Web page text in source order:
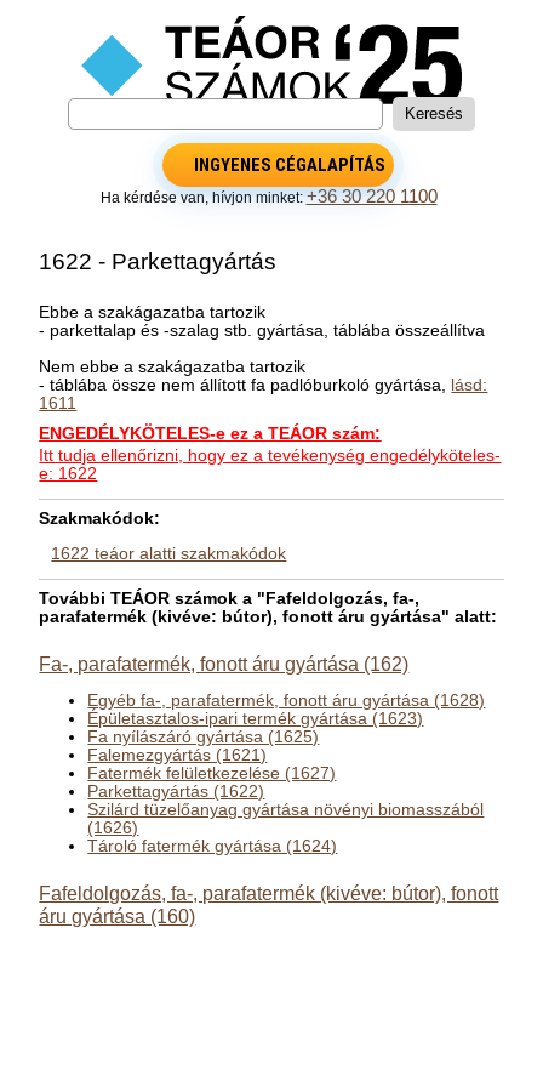
INGYENES CÉGALAPÍTÁS
Ha kérdése van, hívjon minket:+36 30 220 1100
1622 - Parkettagyártás
Ebbe a szakágazatba tartozik
- parkettalap és -szalag stb. gyártása, táblába összeállítva
Nem ebbe a szakágazatba tartozik
- táblába össze nem állított fa padlóburkoló gyártása, lásd:
1611
ENGEDÉLYKÖTELES-e ez a TEÁOR szám:
Itt tudja ellenőrizni, hogy ez a tevékenység engedélyköteles-
e: 1622
Szakmakódok:
1622 teáor alatti szakmakódok
További TEÁOR számok a "Fafeldolgozás, fa-,
parafatermék (kivéve: bútor), fonott áru gyártása" alatt:
Fa-, parafatermék, fonott áru gyártása (162)
Egyéb fa-, parafatermék, fonott áru gyártása (1628)
Épületasztalos-ipari termék gyártása (1623)
Fa nyílászáró gyártása (1625)
Falemezgyártás (1621)
Fatermék felületkezelése (1627)
Parkettagyártás (1622)
Szilárd tüzelőanyag gyártása növényi biomasszából
(1626)
Tároló fatermék gyártása (1624)
Fafeldolgozás, fa-, parafatermék (kivéve: bútor), fonott
áru gyártása (160)